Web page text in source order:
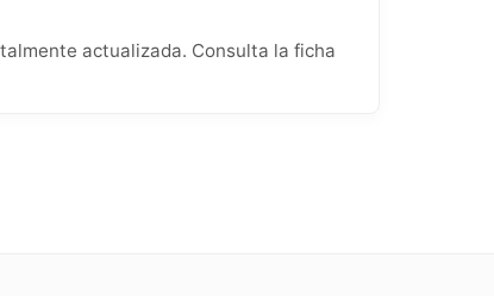
actualizada. Consulta la ficha